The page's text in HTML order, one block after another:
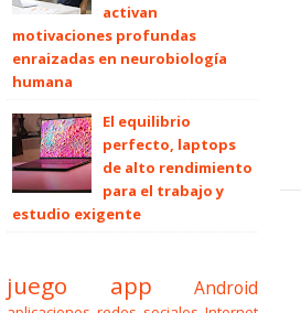
activan
motivaciones profundas
enraizadas en neurobiología
humana
El equilibrio
perfecto, laptops
de alto rendimiento
para el trabajo y
estudio exigente
juego app Android